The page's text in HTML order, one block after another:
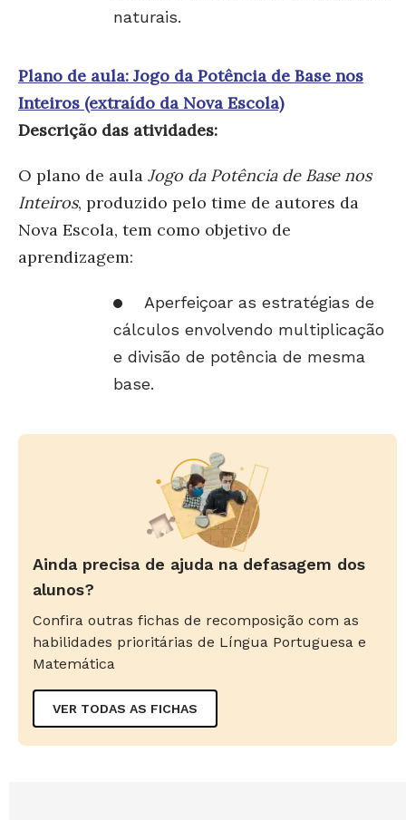
naturais.
Plano de aula: Jogo da Potência de Base nos
Inteiros (extraído da Nova Escola)
Descrição das atividades:
O plano de aula Jogo da Potência de Base nos
Inteiros, produzido pelo time de autores da
Nova Escola, tem como objetivo de
aprendizagem:
Aperfeiçoar as estratégias de
cálculos envolvendo multiplicação
e divisão de potência de mesma
base.
Ainda precisa de ajuda na defasagem dos
alunos?
Confira outras fichas de recomposição com as
habilidades prioritárias de Língua Portuguesa e
Matemática
VER TODAS AS FICHAS